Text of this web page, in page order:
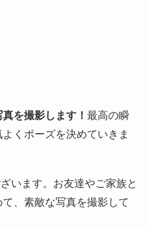
を撮影します！ 最高の瞬
くポーズを決めていきま
います。お友達やご家族と
、素敵な写真を撮影して